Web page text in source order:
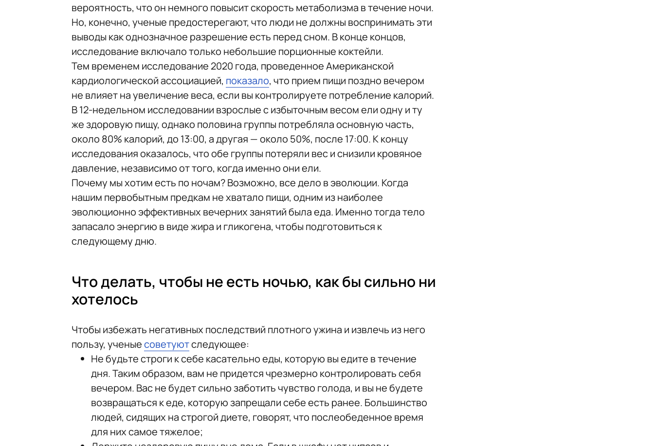
вероятность, что он немного повысит скорость метаболизма в течение ночи.
Но, конечно, ученые предостерегают, что люди не должны воспринимать эти
выводы как однозначное разрешение есть перед сном. В конце концов,
исследование включало только небольшие порционные коктейли.
Тем временем исследование 2020 года, проведенное Американской
кардиологической ассоциацией, показало, что прием пищи поздно вечером
не влияет на увеличение веса, если вы контролируете потребление калорий.
В 12-недельном исследовании взрослые с избыточным весом ели одну и ту
же здоровую пищу, однако половина группы потребляла основную часть,
около 80% калорий, до 13:00, а другая — около 50%, после 17:00. К концу
исследования оказалось, что обе группы потеряли вес и снизили кровяное
давление, независимо от того, когда именно они ели.
Почему мы хотим есть по ночам? Возможно, все дело в эволюции. Когда
нашим первобытным предкам не хватало пищи, одним из наиболее
эволюционно эффективных вечерних занятий была еда. Именно тогда тело
запасало энергию в виде жира и гликогена, чтобы подготовиться к
следующему дню.
Что делать, чтобы не есть ночью, как бы сильно ни
хотелось
Чтобы избежать негативных последствий плотного ужина и извлечь из него
пользу, ученыесоветуютследующее:
Не будьте строги к себе касательно еды, которую вы едите в течение
дня. Таким образом, вам не придется чрезмерно контролировать себя
вечером. Вас не будет сильно заботить чувство голода, и вы не будете
возвращаться к еде, которую запрещали себе есть ранее. Большинство
людей, сидящих на строгой диете, говорят, что послеобеденное время
для них самое тяжелое;